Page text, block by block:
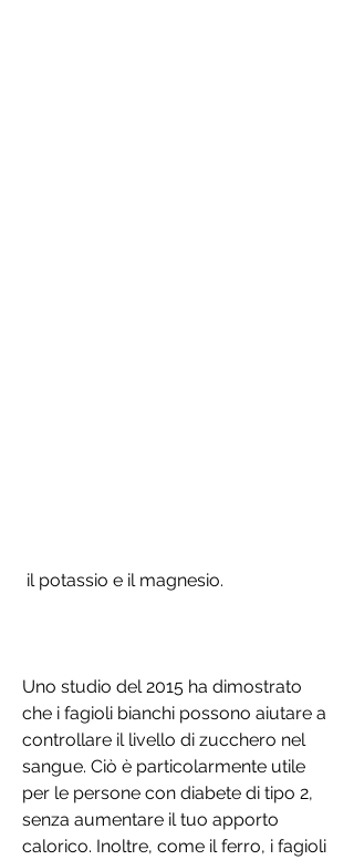
il potassio e il magnesio.
Uno studio del 2015 ha dimostrato
che i fagioli bianchi possono aiutare a
controllare il livello di zucchero nel
sangue. Ciò è particolarmente utile
per le persone con diabete di tipo 2,
senza aumentare il tuo apporto
calorico. Inoltre, come il ferro, i fagioli